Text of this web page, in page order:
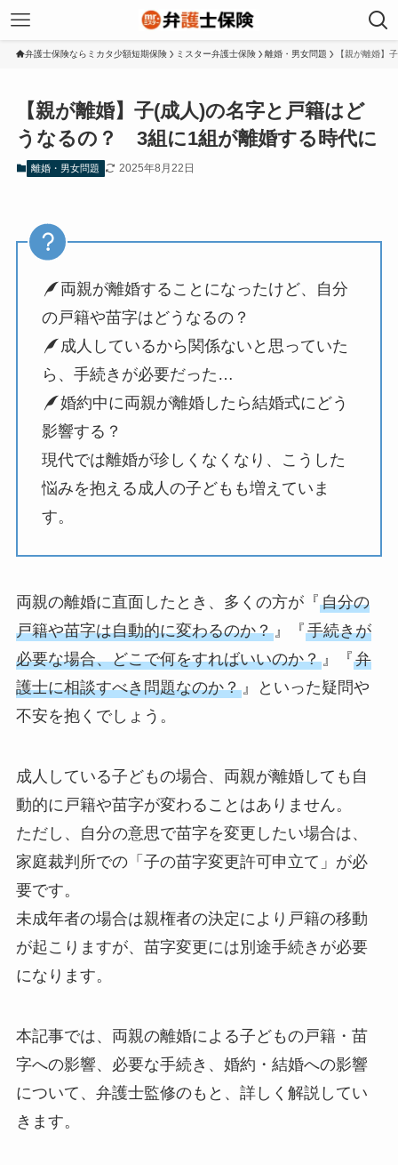
弁護士保険ならミカタ少額短期保険 ミスター弁護士保険 離婚・男女問題 【親が離婚】
【親が離婚】子(成人)の名字と戸籍はど
うなるの？ 3組に1組が離婚する時代に
離婚・男女問題 2025年8月22日
両親が離婚することになったけど、自分
の戸籍や苗字はどうなるの？
成人しているから関係ないと思っていた
ら、手続きが必要だった…
婚約中に両親が離婚したら結婚式にどう
影響する？
現代では離婚が珍しくなくなり、こうした
悩みを抱える成人の子どもも増えていま
す。
両親の離婚に直面したとき、多くの方が『自分の
戸籍や苗字は自動的に変わるのか？』『手続きが
必要な場合、どこで何をすればいいのか？』『弁
護士に相談すべき問題なのか？』といった疑問や
不安を抱くでしょう。
成人している子どもの場合、両親が離婚しても自
動的に戸籍や苗字が変わることはありません。
ただし、自分の意思で苗字を変更したい場合は、
家庭裁判所での「子の苗字変更許可申立て」が必
要です。
未成年者の場合は親権者の決定により戸籍の移動
が起こりますが、苗字変更には別途手続きが必要
になります。
本記事では、両親の離婚による子どもの戸籍・苗
字への影響、必要な手続き、婚約・結婚への影響
について、弁護士監修のもと、詳しく解説してい
きます。